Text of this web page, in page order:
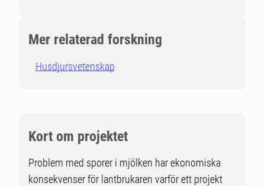
Mer relaterad forskning
Husdjursvetenskap
Kort om projektet
Problem med sporer i mjölken har ekonomiska
konsekvenser för lantbrukaren varför ett projekt